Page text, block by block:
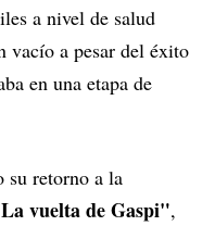
a nivel de salud
vacío a pesar del éxito
en una etapa de
su retorno a la
vuelta de Gaspi",